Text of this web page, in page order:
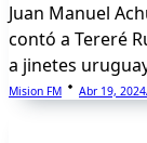
Juan Manuel
contó a Tereré
a jinetes
Mision FM Abr 19, 2024